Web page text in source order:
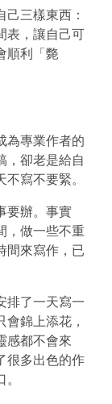
三樣東西：
表，讓自己可
順利「斃
為專業作者的
，卻老是給自
寫不要緊。
要辦。事實
，做一些不重
間來寫作，已
排了一天寫一
錦上添花，
感都不會來
很多出色的作